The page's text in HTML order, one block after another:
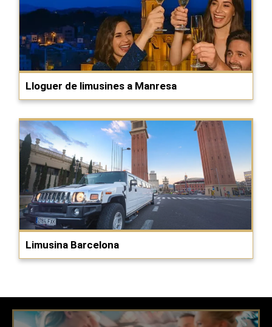
Lloguer de limusines a Manresa
Limusina Barcelona